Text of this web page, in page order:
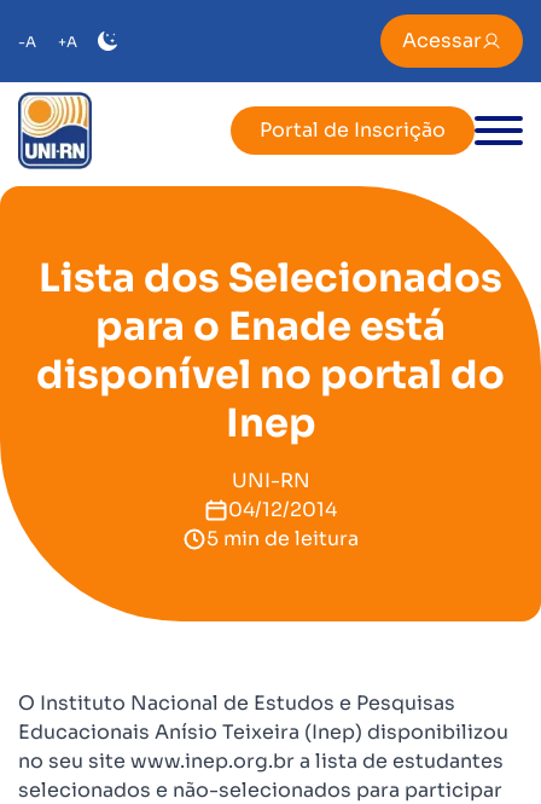
-A +A Acessar
Portal de Inscrição
Lista dos Selecionados
para o Enade está
disponível no portal do
Inep
UNI-RN
04/12/2014
5 min de leitura
O Instituto Nacional de Estudos e Pesquisas
Educacionais Anísio Teixeira (Inep) disponibilizou
no seu site www.inep.org.br a lista de estudantes
selecionados e não-selecionados para participar